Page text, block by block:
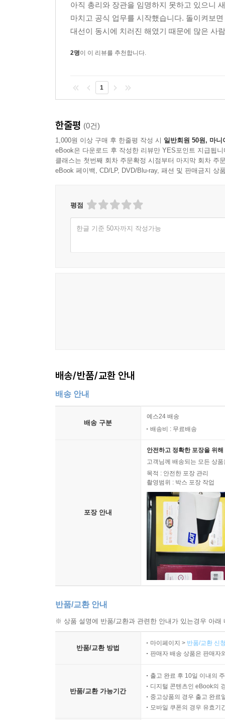
혁신했다. 이는 이미 4,500년 전부터 연예업을
국내 수요로 인해 해외시장 진출의 필요성을
만드는 장인 정신으로 세계인을 열광시켰다.
안철수 교수는 정치 참여라는 행위를 통해, 대
한국병이라는 국가적 질환의 치유를 기대하고 있
기대해 본다.
6. 외교 : 반기문의 외교력 - 진중함
수사와 능숙한 매너를 의미할 것 같지만, 실제
재선에 결정적 영향을 미친 것도 이런 진중한
이미지를 주어 세계인의 공감을 얻어냈다. 그는
아직 총리와 장관을 임명하지 못하고 있으니
마치고 공식 업무를 시작했습니다. 돌이켜보
대선이 동시에 치러진 해였기 때문에 많은 사
2명이 이 리뷰를 추천합니다.
1
한줄평 (0건)
1,000원 이상 구매 후 한줄평 작성 시 일반회원 50원, 마니
eBook은 다운로드 후 작성한 리뷰만 YES포인트 지급됩니
클래스는 첫번째 회차 주문확정 시점부터 마지막 회차 주
eBook 페이백, CD/LP, DVD/Blu-ray, 패션 및 판매금지 상
평점
한글 기준 50자까지 작성가능
배송/반품/교환 안내
배송 안내
배송 구분
예스24 배송
배송비 : 무료배송
포장 안내
안전하고 정확한 포장을 위
고객님께 배송되는 모든 상
목적 : 안전한 포장 관리
촬영범위 : 박스 포장 작업
반품/교환 안내
※ 상품 설명에 반품/교환과 관련한 안내가 있는경우 아
반품/교환 방법
마이페이지 > 반품/교환 신
판매자 배송 상품은 판매자
반품/교환 가능기간
출고 완료 후 10일 이내의
디지털 콘텐츠인 eBook의
중고상품의 경우 출고 완료
모바일 쿠폰의 경우 유효기